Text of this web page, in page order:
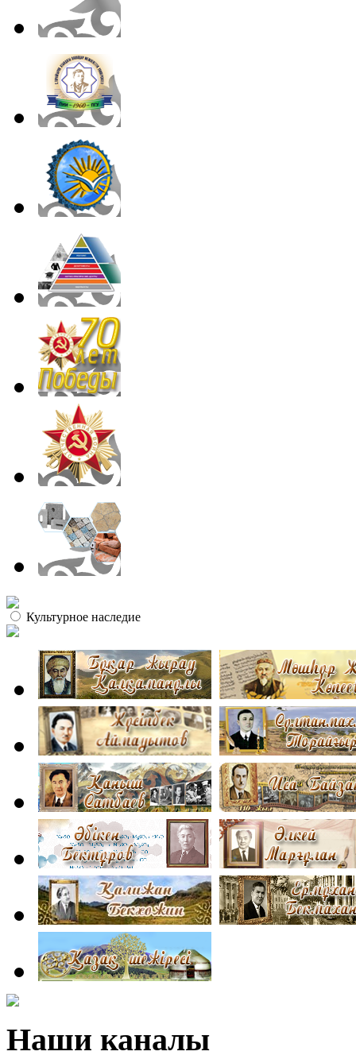
Культурное наследие
Наши каналы